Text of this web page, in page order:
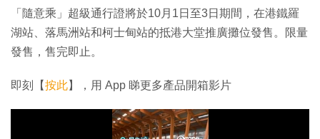
「隨意乘」超級通行證將於10月1日至3日期間，在港鐵羅
湖站、落馬洲站和柯士甸站的抵港大堂推廣攤位發售。限量
發售，售完即止。
即刻【按此】，用 App 睇更多產品開箱影片